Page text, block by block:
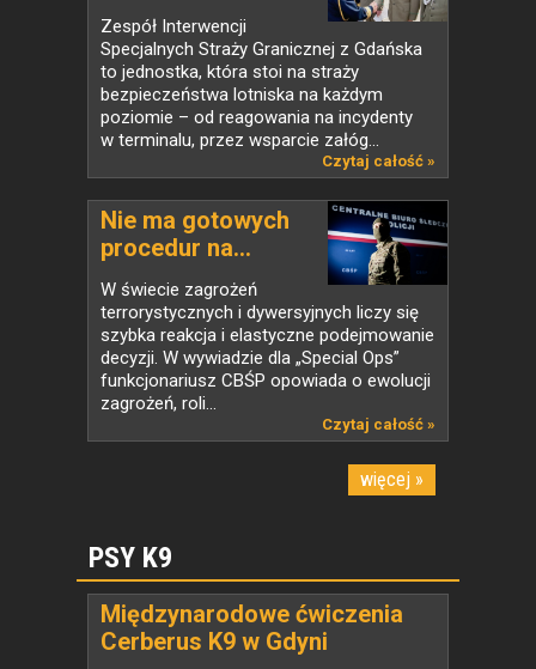
Zespół Interwencji
Specjalnych Straży Granicznej z Gdańska
to jednostka, która stoi na straży
bezpieczeństwa lotniska na każdym
poziomie – od reagowania na incydenty
w terminalu, przez wsparcie załóg...
Czytaj całość »
Nie ma gotowych
procedur na...
W świecie zagrożeń
terrorystycznych i dywersyjnych liczy się
szybka reakcja i elastyczne podejmowanie
decyzji. W wywiadzie dla „Special Ops”
funkcjonariusz CBŚP opowiada o ewolucji
zagrożeń, roli...
Czytaj całość »
więcej »
PSY K9
Międzynarodowe ćwiczenia
Cerberus K9 w Gdyni